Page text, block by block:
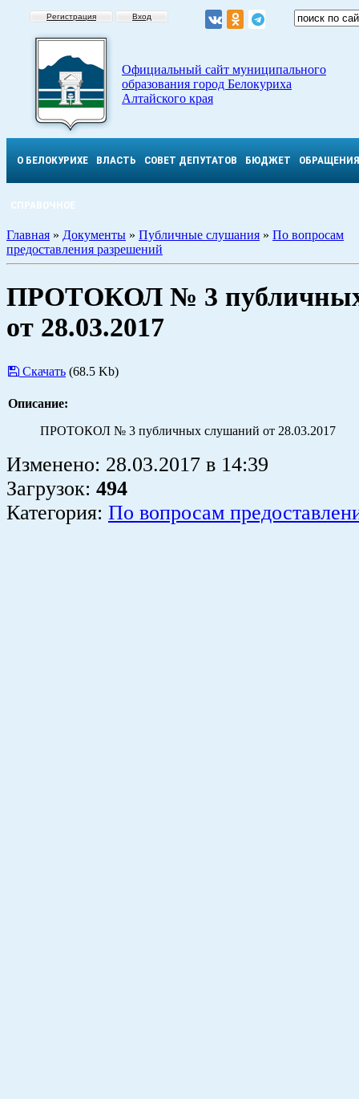
Регистрация Вход
Официальный сайт муниципального
образования город Белокуриха
Алтайского края
О БЕЛОКУРИХЕ ВЛАСТЬ СОВЕТ ДЕПУТАТОВ БЮДЖЕТ ОБРАЩЕНИЯ
СПРАВОЧНОЕ
Главная » Документы » Публичные слушания » По вопросам
предоставления разрешений
ПРОТОКОЛ № 3
от 28.03.2017
Скачать (68.5 Kb)
Описание:
ПРОТОКОЛ № 3 публичных слушаний от 28.03.2017
Изменено: 28.03.2017 в 14:39
Загрузок: 494
Категория: По вопросам